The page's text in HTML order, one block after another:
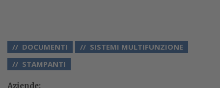
DOCUMENTI
SISTEMI MULTIFUNZIONE
STAMPANTI
Aziende: